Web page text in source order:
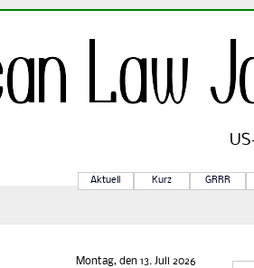
Aktuell Kurz GRRR
Montag, den 13. Juli 2026